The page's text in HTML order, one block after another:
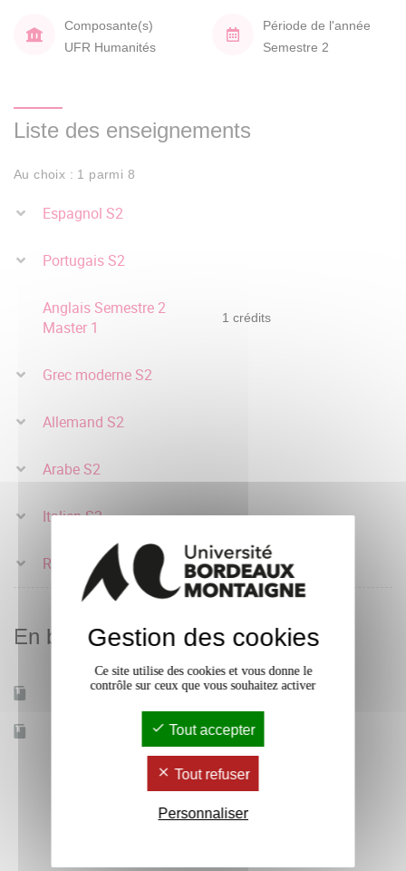
Composante(s)
UFR Humanités
Période de l'année
Semestre 2
Liste des enseignements
Au choix : 1 parmi 8
Espagnol S2
Portugais S2
Anglais Semestre 2
Master 1
1 crédits
Grec moderne S2
Allemand S2
Arabe S2
Italien S2
Russe S2
En bref
Mobilité d'études Oui
Accessible à distance Non
Gestion des cookies
Ce site utilise des cookies et vous donne le
contrôle sur ceux que vous souhaitez activer
Tout accepter
Tout refuser
Personnaliser